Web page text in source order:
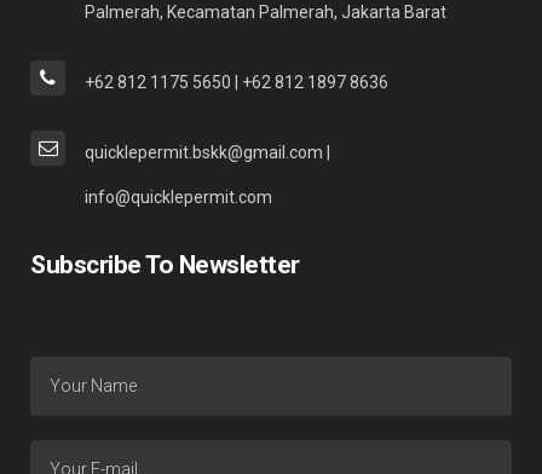
Palmerah, Kecamatan Palmerah, Jakarta Barat
+62 812 1175 5650 | +62 812 1897 8636
quicklepermit.bskk@gmail.com |
info@quicklepermit.com
Subscribe To Newsletter